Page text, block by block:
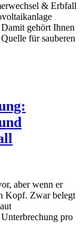
& Erbfall
gehört Ihnen
für sauberen
aber wenn er
Kopf. Zwar belegt
pro